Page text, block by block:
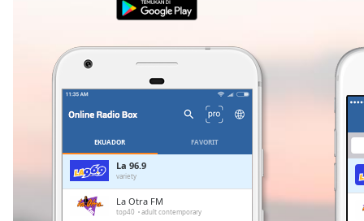
Remaining
EKUADOR FAVORIT
La 96.9
variety
La Otra FM
top40 adult contemporary